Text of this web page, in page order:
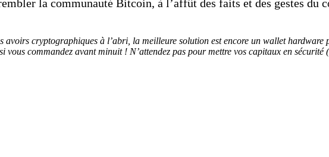
la communauté Bitcoin, à l’affût des faits et des gestes du
cryptographiques à l’abri, la meilleure solution est encore un wallet hardware
vous commandez avant minuit ! N’attendez pas pour mettre vos capitaux en sécurité